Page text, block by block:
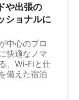
や出⁠張⁠の
シ⁠ョ⁠ナ⁠ル⁠に
中心のプロ
快適なノマ
、Wi-Fiと仕
備えた宿泊